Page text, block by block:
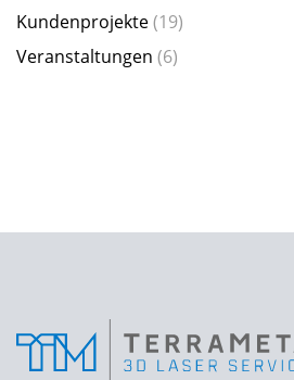
Kundenprojekte(19)
Veranstaltungen (6)